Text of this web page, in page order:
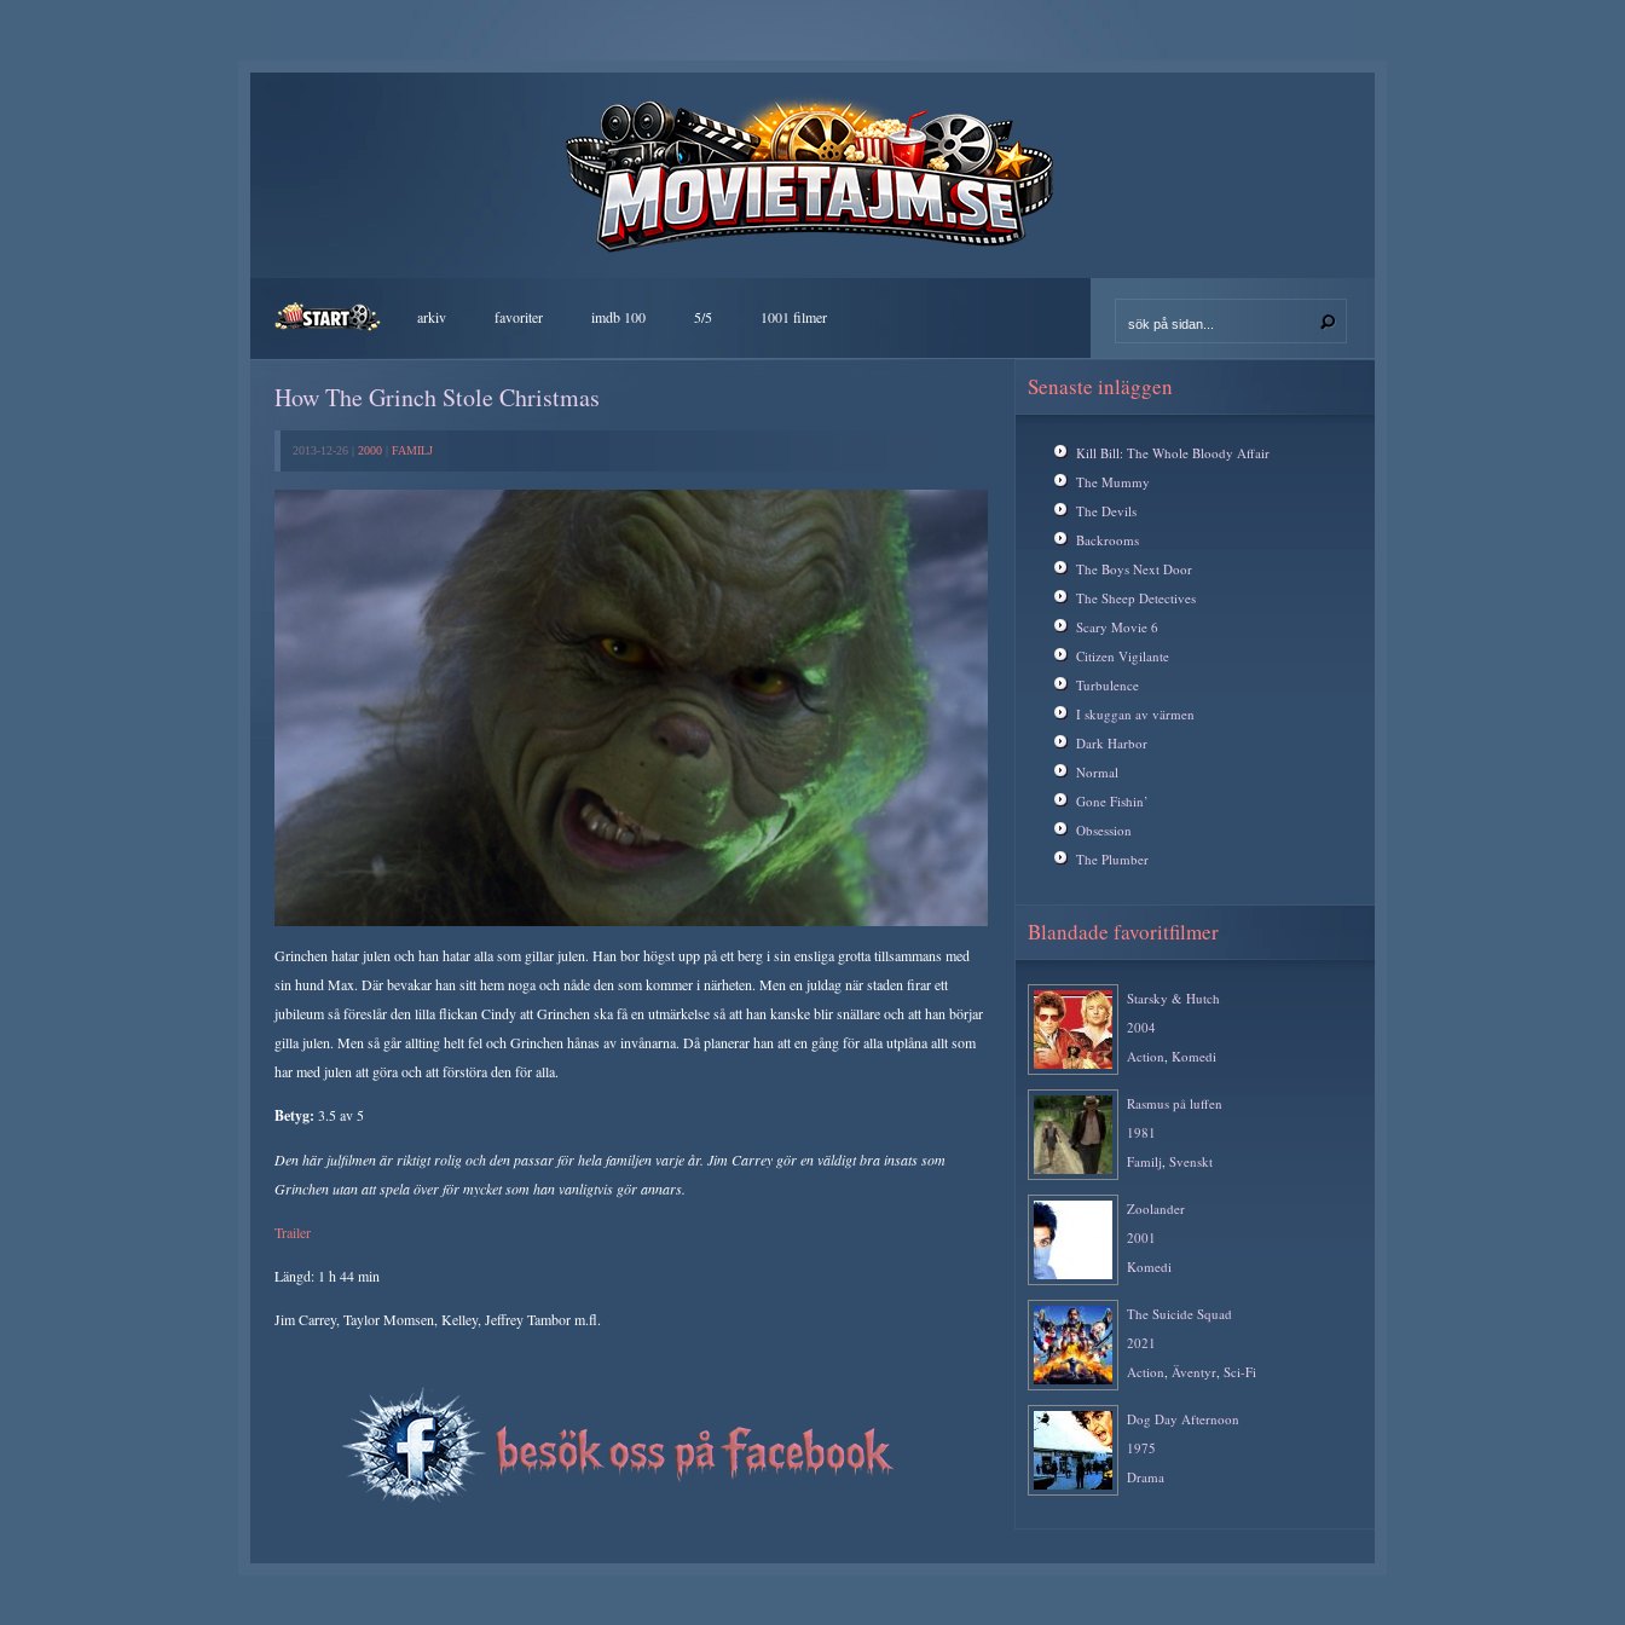
arkiv favoriter imdb 100 5/5 1001 filmer
How The Grinch Stole Christmas
2013-12-26 | 2000 FAMILJ
Grinchen hatar julen och han hatar alla som gillar julen. Han bor högst upp på ett berg i sin ensliga grotta tillsammans med
sin hund Max. Där bevakar han sitt hem noga och nåde den som kommer i närheten. Men en juldag när staden firar ett
jubileum så föreslår den lilla flickan Cindy att Grinchen ska få en utmärkelse så att han kanske blir snällare och att han börjar
gilla julen. Men så går allting helt fel och Grinchen hånas av invånarna. Då planerar han att en gång för alla utplåna allt som
har med julen att göra och att förstöra den för alla.
Betyg: 3.5 av 5
Den här julfilmen är riktigt rolig och den passar för hela familjen varje år. Jim Carrey gör en väldigt bra insats som
Grinchen utan att spela över för mycket som han vanligtvis gör annars.
Trailer
Längd: 1 h 44 min
Jim Carrey, Taylor Momsen, Kelley, Jeffrey Tambor m.fl.
Senaste inläggen
Kill Bill: The Whole Bloody Affair
The Mummy
The Devils
Backrooms
The Boys Next Door
The Sheep Detectives
Scary Movie 6
Citizen Vigilante
Turbulence
I skuggan av värmen
Dark Harbor
Normal
Gone Fishin’
Obsession
The Plumber
Blandade favoritfilmer
Starsky & Hutch
2004
Action, Komedi
Rasmus på luffen
1981
Familj, Svenskt
Zoolander
2001
Komedi
The Suicide Squad
2021
Action, Äventyr, Sci-Fi
Dog Day Afternoon
1975
Drama